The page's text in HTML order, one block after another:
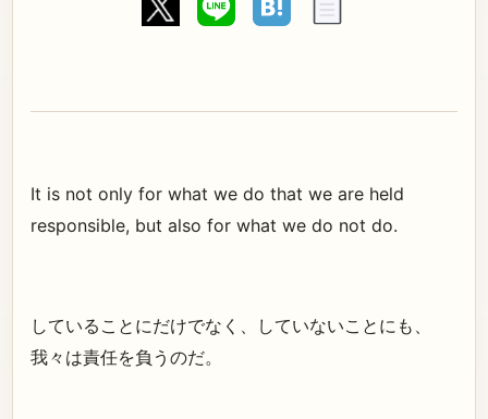
It is not only for what we do that we are held
responsible, but also for what we do not do.
していることにだけでなく、していないことにも、
我々は責任を負うのだ。